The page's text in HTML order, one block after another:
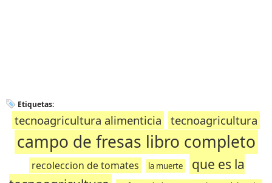
Etiquetas:
tecnoagricultura alimenticia tecnoagricultura
campo de fresas libro completo
recoleccion de tomates la muerte
que es la